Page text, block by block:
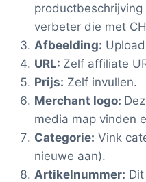
verbeter die met
Afbeelding:
URL: Zelf affiliate
Prijs: Zelf invullen.
Merchant logo:
media map vinden
Categorie: Vink
nieuwe aan).
Artikelnummer: